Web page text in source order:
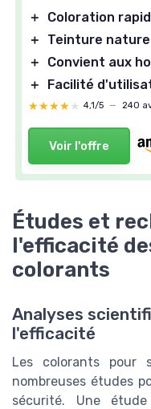
＋ Coloration
＋
Teinture
＋
Convient aux
＋
Facilité
★★★★★
★★★★★ 4,1/5 — 240
Voir l'offre
Études et
l'efficacité
colorants
Analyses
l'efficacité
Les colorants pour
nombreuses études
sécurité. Une